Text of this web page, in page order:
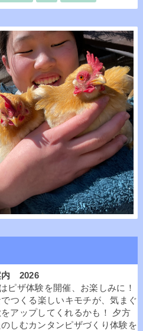
内 2026
ピザ体験を開催、お楽しみに！
つくる楽しいキモチが、気まぐ
アップしてくれるかも！ 夕方
しむカンタンピザづくり体験を